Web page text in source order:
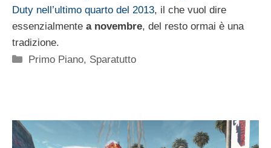
Duty nell’ultimo quarto del 2013, il che vuol dire
essenzialmente a novembre, del resto ormai è una
tradizione.
Categorie
Primo Piano, Sparatutto